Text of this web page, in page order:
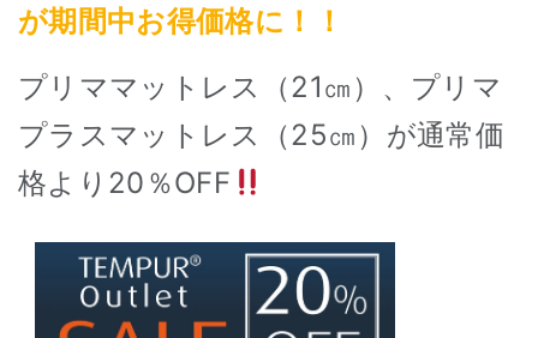
が期間中お得価格に！！
プリママットレス（21㎝）、プリマ
プラスマットレス（25㎝）が通常価
格より 20％OFF